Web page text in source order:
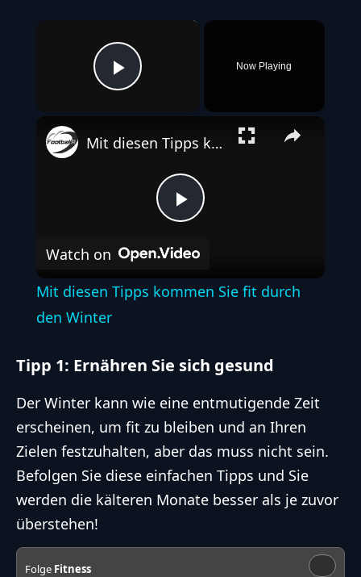
×
Play Video
Now Playing
Play
Video
Mit diesen Tipps kommen Sie fit durch den Winter
Watch on
Mit diesen Tipps kommen Sie fit durch
den Winter
Tipp 1: Ernähren Sie sich gesund
Der Winter kann wie eine entmutigende Zeit
erscheinen, um fit zu bleiben und an Ihren
Zielen festzuhalten, aber das muss nicht sein.
Befolgen Sie diese einfachen Tipps und Sie
werden die kälteren Monate besser als je zuvor
überstehen!
Folge Fitness